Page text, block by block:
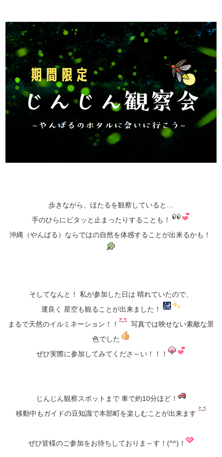
歩きながら、ほたるを観察していると…
手のひらにピタッと止まったりすることも！
沖縄（やんばる）ならではの自然を体感することが出来るかも！
そしてなんと！ 私が参加した日は 晴れていたので、
運良く 星空も観ることが出来ました！
まるで天然のイルミネーション！！
写真では映せない素敵な景
色でした
ぜひ実際に参加してみてくださ～い！！！
じんじん観察スポットまで 車で約10分ほど！
移動中もガイドの豆知識で本部町を楽しむことが出来ます
ぜひ皆様のご参加をお待ちしておりま～す！(^^)！